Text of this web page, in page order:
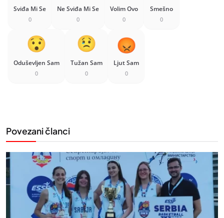
Sviđa Mi Se
0
Ne Sviđa Mi Se
0
Volim Ovo
0
Smešno
0
Oduševljen Sam
0
Tužan Sam
0
Ljut Sam
0
Povezani članci